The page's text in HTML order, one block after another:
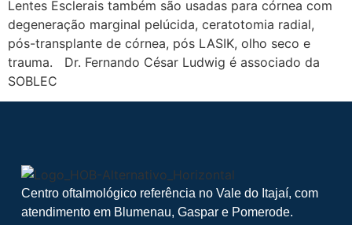
Lentes Esclerais também são usadas para córnea com
degeneração marginal pelúcida, ceratotomia radial,
pós-transplante de córnea, pós LASIK, olho seco e
trauma. Dr. Fernando César Ludwig é associado da
SOBLEC
Centro oftalmológico referência no Vale do Itajaí, com
atendimento em Blumenau, Gaspar e Pomerode.